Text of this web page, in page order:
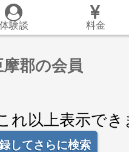
体験談 料金
摩郡の会員
れ以上表示でき
してさらに検索